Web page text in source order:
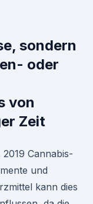
sondern
oder
von
Zeit
2019 Cannabis-
und
kann dies